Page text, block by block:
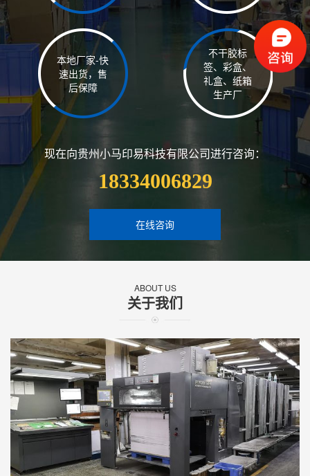
本地厂家-快
速出货，售
后保障
不干胶标
签、彩盒、
礼盒、纸箱
生产厂
现在向贵州小马印易科技有限公司进行咨询：
18334006829
在线咨询
ABOUT US
关于我们